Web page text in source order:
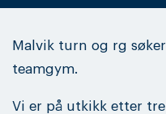
Malvik turn og rg
teamgym.
Vi er på utkikk etter